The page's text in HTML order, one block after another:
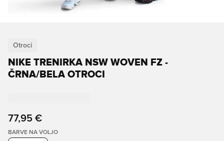
Otroci
NIKE TRENIRKA NSW WOVEN FZ -
ČRNA/BELA OTROCI
77,95 €
BARVE NA VOLJO